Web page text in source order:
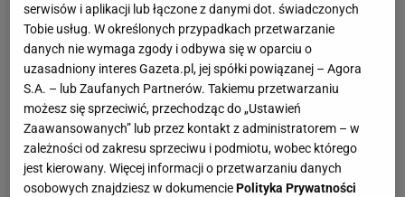
serwisów i aplikacji lub łączone z danymi dot. świadczonych
Tobie usług. W określonych przypadkach przetwarzanie
danych nie wymaga zgody i odbywa się w oparciu o
uzasadniony interes Gazeta.pl, jej spółki powiązanej – Agora
S.A. – lub Zaufanych Partnerów. Takiemu przetwarzaniu
możesz się sprzeciwić, przechodząc do „Ustawień
Zaawansowanych” lub przez kontakt z administratorem – w
zależności od zakresu sprzeciwu i podmiotu, wobec którego
jest kierowany. Więcej informacji o przetwarzaniu danych
osobowych znajdziesz w dokumenciePolityka Prywatności